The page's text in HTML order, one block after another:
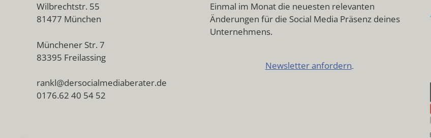
Wilbrechtstr. 55
81477 München
Münchener Str. 7
83395 Freilassing
rankl@dersocialmediaberater.de
0176.62 40 54 52
Einmal im Monat die neuesten relevanten
Änderungen für die Social Media Präsenz deines
Unternehmens.
Newsletter anfordern